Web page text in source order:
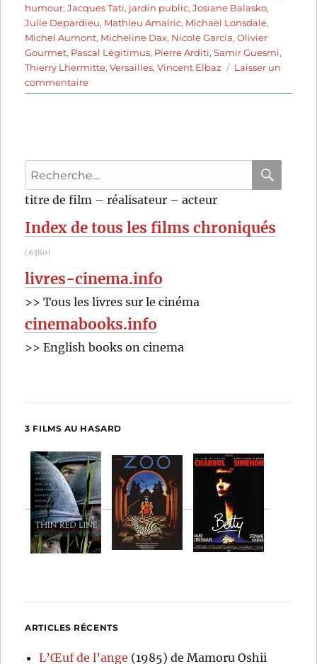
humour,Jacques Tati, jardin public,Josiane Balasko,
Julie Depardieu, Mathieu Amalric, Michael Lonsdale,
Michel Aumont, Micheline Dax, Nicole Garcia,Olivier
Gourmet, Pascal Légitimus, Pierre Arditi,Samir Guesmi,
Thierry Lhermitte,Versailles,Vincent Elbaz
Laisser un
commentairesur
Bancs
droite
de
Podalydès
Recherche
pour
titre de film – réalisateur – acteur
Index de tous les films chroniqués
(6380)
livres-cinema.info
>> Tous les livres sur le cinéma
cinemabooks.info
>> English books on cinema
3 FILMS AU HASARD
ARTICLES RÉCENTS
L’Œuf de l’ange (1985) de Mamoru Oshii